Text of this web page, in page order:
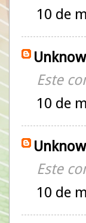
10 de
Este
10 de
Este
10 de